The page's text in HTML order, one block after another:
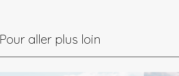
Pour aller plus loin